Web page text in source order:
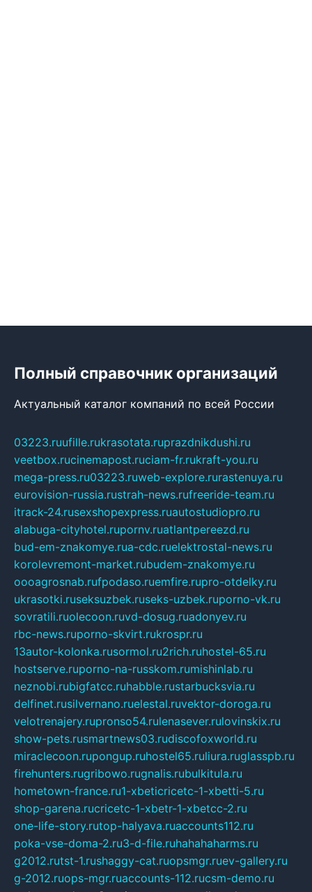
Полный справочник организаций
Актуальный каталог компаний по всей России
03223.ruufille.rukrasotata.ruprazdnikdushi.ru
veetbox.rucinemapost.ruciam-fr.rukraft-you.ru
mega-press.ru03223.ruweb-explore.rurastenuya.ru
eurovision-russia.rustrah-news.rufreeride-team.ru
itrack-24.rusexshopexpress.ruautostudiopro.ru
alabuga-cityhotel.rupornv.ruatlantpereezd.ru
bud-em-znakomye.rua-cdc.ruelektrostal-news.ru
korolevremont-market.rubudem-znakomye.ru
oooagrosnab.rufpodaso.ruemfire.rupro-otdelky.ru
ukrasotki.ruseksuzbek.ruseks-uzbek.ruporno-vk.ru
sovratili.ruolecoon.ruvd-dosug.ruadonyev.ru
rbc-news.ruporno-skvirt.rukrospr.ru
13autor-kolonka.rusormol.ru2rich.ruhostel-65.ru
hostserve.ruporno-na-russkom.rumishinlab.ru
neznobi.rubigfatcc.ruhabble.rustarbucksvia.ru
delfinet.rusilvernano.ruelestal.ruvektor-doroga.ru
velotrenajery.rupronso54.rulenasever.rulovinskix.ru
show-pets.rusmartnews03.rudiscofoxworld.ru
miraclecoon.rupongup.ruhostel65.ruliura.ruglasspb.ru
firehunters.rugribowo.rugnalis.rubulkitula.ru
hometown-france.ru1-xbeticricetc-1-xbetti-5.ru
shop-garena.rucricetc-1-xbetr-1-xbetcc-2.ru
one-life-story.rutop-halyava.ruaccounts112.ru
poka-vse-doma-2.ru3-d-file.ruhahahaharms.ru
g2012.rutst-1.rushaggy-cat.ruopsmgr.ruev-gallery.ru
g-2012.ruops-mgr.ruaccounts-112.rucsm-demo.ru